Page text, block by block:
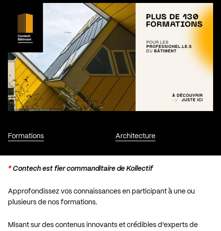
Formations Architecture
*Contech est fier commanditaire de Kollectif
Approfondissez vos connaissances en participant à une ou
plusieurs de nos formations.
Misant sur des contenus innovants et crédibles d’experts de